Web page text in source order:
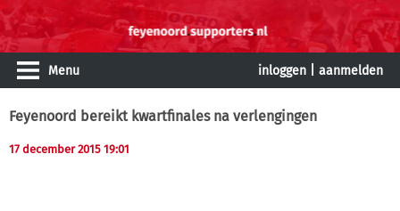
Menu inloggen aanmelden
Feyenoord bereikt kwartfinales na verlengingen
17 december 2015 19:01